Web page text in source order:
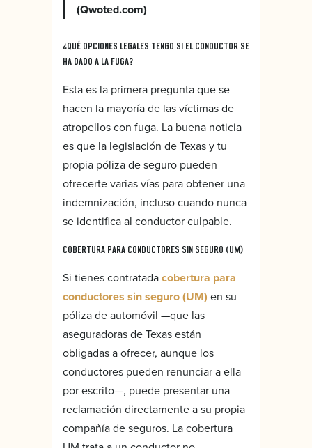
(Qwoted.com)
¿QUÉ OPCIONES LEGALES TENGO SI EL CONDUCTOR SE
HA DADO A LA FUGA?
Esta es la primera pregunta que se
hacen la mayoría de las víctimas de
atropellos con fuga. La buena noticia
es que la legislación de Texas y tu
propia póliza de seguro pueden
ofrecerte varias vías para obtener una
indemnización, incluso cuando nunca
se identifica al conductor culpable.
COBERTURA PARA CONDUCTORES SIN SEGURO (UM)
Si tienes contratadacobertura para
conductores sin seguro (UM) en su
póliza de automóvil —que las
aseguradoras de Texas están
obligadas a ofrecer, aunque los
conductores pueden renunciar a ella
por escrito—, puede presentar una
reclamación directamente a su propia
compañía de seguros. La cobertura